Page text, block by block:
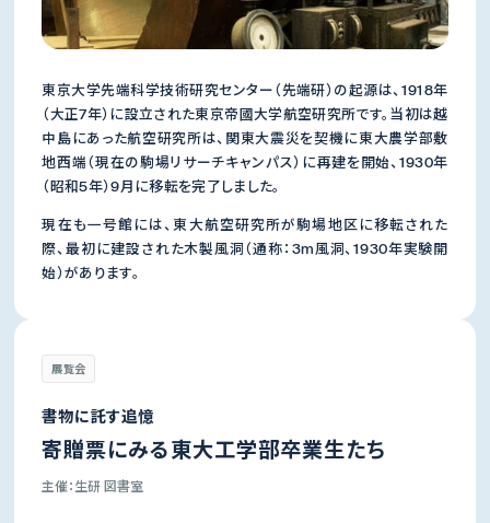
東京大学先端科学技術研究センター（先端研）の起源は、1918年
（大正7年）に設立された東京帝國大学航空研究所です。当初は越
中島にあった航空研究所は、関東大震災を契機に東大農学部敷
地西端（現在の駒場リサーチキャンパス）に再建を開始、1930年
（昭和5年）9月に移転を完了しました。
現在も一号館には、東大航空研究所が駒場地区に移転された
際、最初に建設された木製風洞（通称：3m風洞、1930年実験開
始）があります。
展覧会
書物に託す追憶
寄贈票にみる東大工学部卒業生たち
主催：生研 図書室